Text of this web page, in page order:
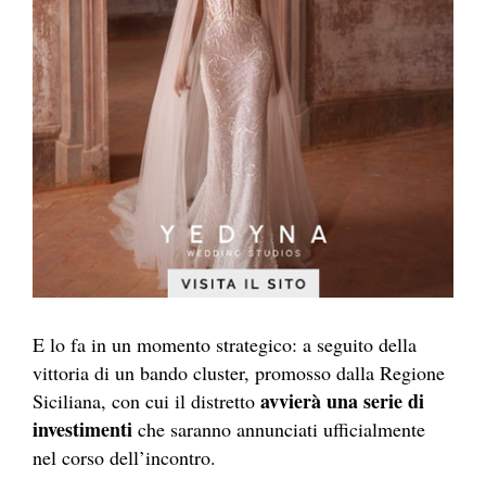
E lo fa in un momento strategico: a seguito della
vittoria di un bando cluster, promosso dalla Regione
Siciliana, con cui il distretto avvierà una serie di
investimenti che saranno annunciati ufficialmente
nel corso dell’incontro.